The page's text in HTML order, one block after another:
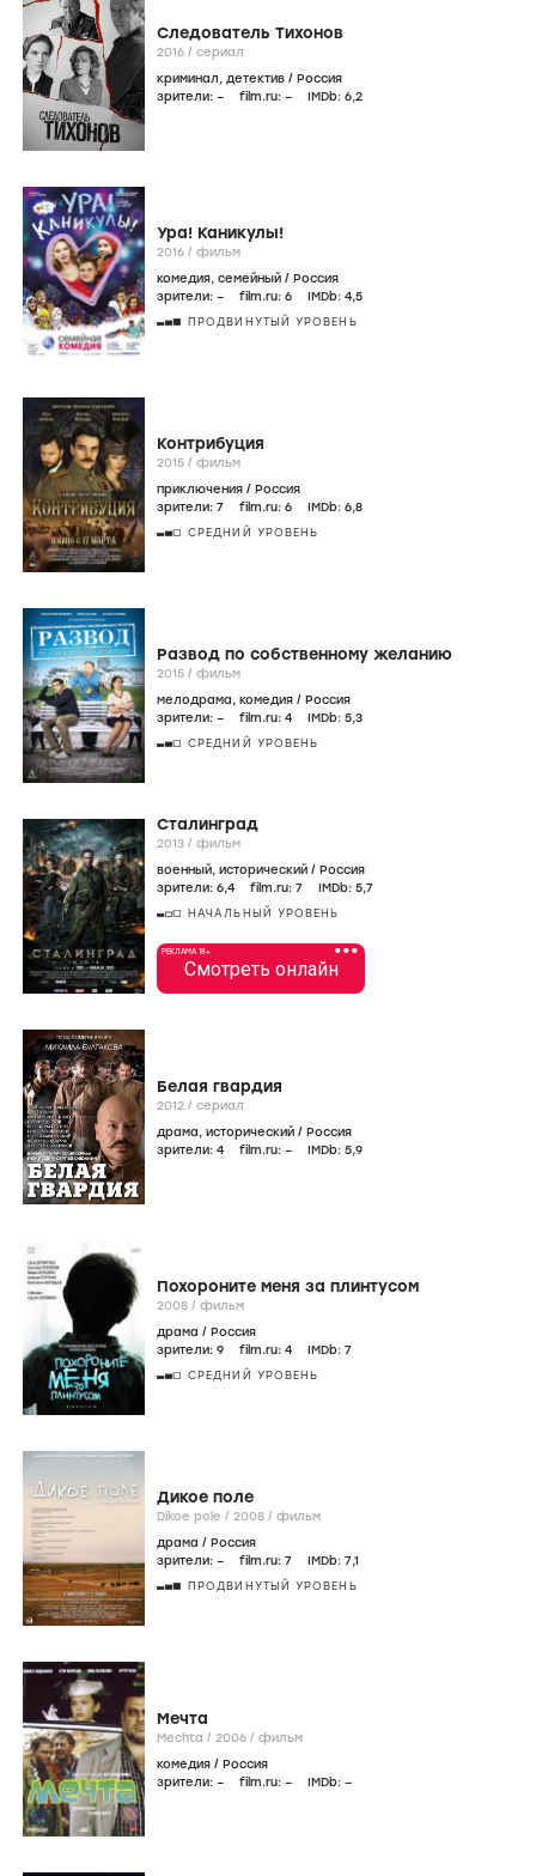
Следователь Тихонов
2016 / сериал
криминал, детектив / Россия
зрители: – film.ru: – IMDb: 6,2
Ура! Каникулы!
2016 / фильм
комедия, семейный / Россия
зрители: – film.ru: 6 IMDb: 4,5
ПРОДВИНУТЫЙ УРОВЕНЬ
Контрибуция
2015 / фильм
приключения / Россия
зрители: 7 film.ru: 6 IMDb: 6,8
СРЕДНИЙ УРОВЕНЬ
Развод по собственному желанию
2015 / фильм
мелодрама, комедия / Россия
зрители: – film.ru: 4 IMDb: 5,3
СРЕДНИЙ УРОВЕНЬ
Сталинград
2013 / фильм
военный, исторический / Россия
зрители: 6,4 film.ru: 7 IMDb: 5,7
НАЧАЛЬНЫЙ УРОВЕНЬ
•••
РЕКЛАМА 18+
Смотреть онлайн
Белая гвардия
2012 / сериал
драма, исторический / Россия
зрители: 4 film.ru: – IMDb: 5,9
Похороните меня за плинтусом
2008 / фильм
драма / Россия
зрители: 9 film.ru: 4 IMDb: 7
СРЕДНИЙ УРОВЕНЬ
Дикое поле
Dikoe pole / 2008 / фильм
драма / Россия
зрители: – film.ru: 7 IMDb: 7,1
ПРОДВИНУТЫЙ УРОВЕНЬ
Мечта
Mechta / 2006 / фильм
комедия / Россия
зрители: – film.ru: – IMDb: –